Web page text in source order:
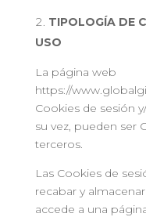
TIPOLOGÍA DE
USO
La página web
https://
Cookies de sesión
su vez, pueden ser
terceros.
Las Cookies de
recabar y
accede a una